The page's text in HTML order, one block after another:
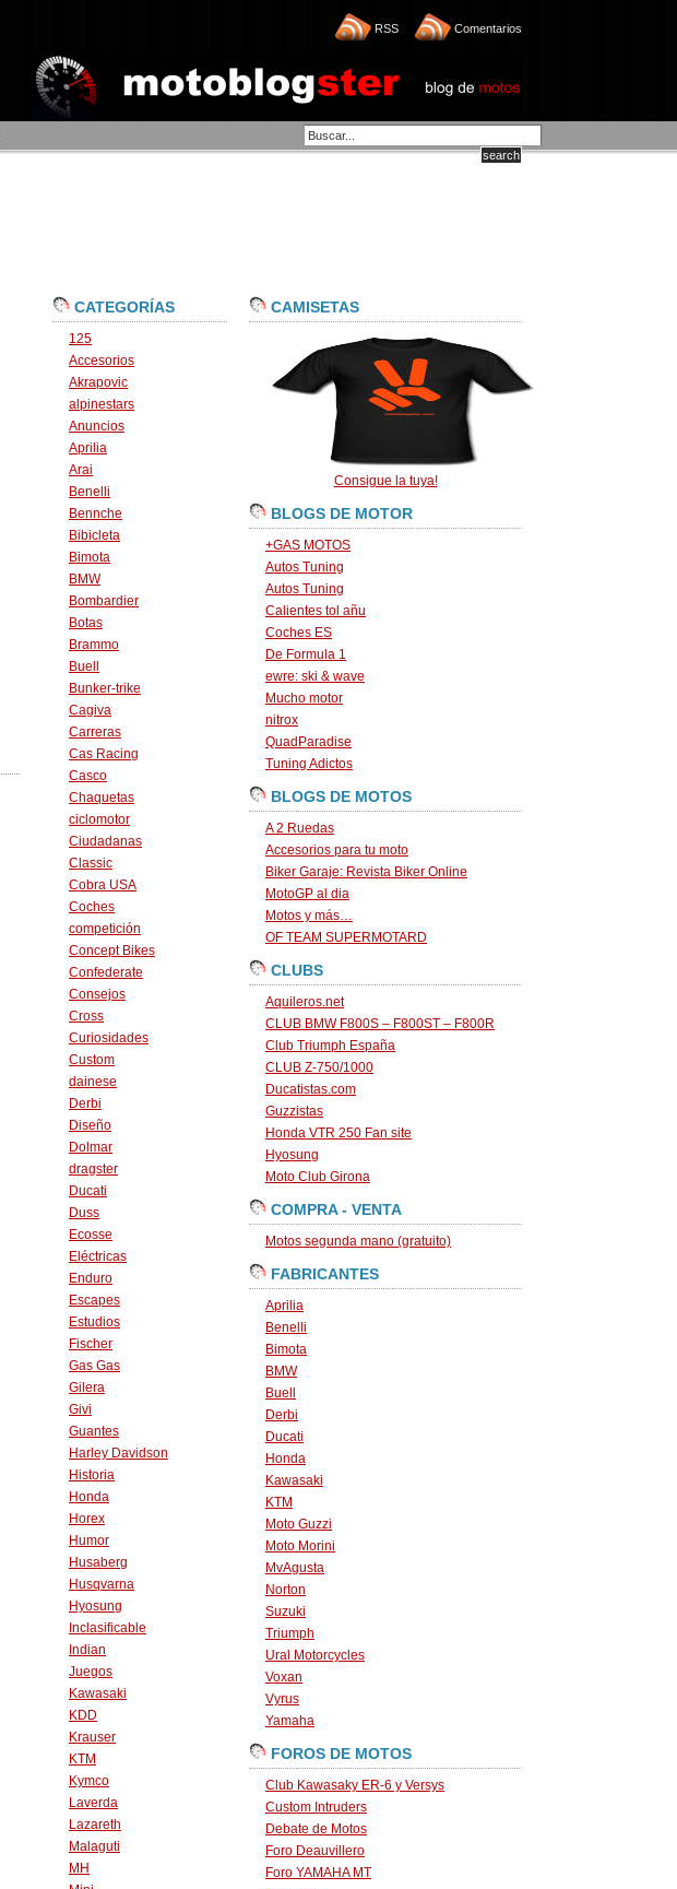
RSS Comentarios
CATEGORÍAS
125
Accesorios
Akrapovic
alpinestars
Anuncios
Aprilia
Arai
Benelli
Bennche
Bibicleta
Bimota
BMW
Bombardier
Botas
Brammo
Buell
Bunker-trike
Cagiva
Carreras
Cas Racing
Casco
Chaquetas
ciclomotor
Ciudadanas
Classic
Cobra USA
Coches
competición
Concept Bikes
Confederate
Consejos
Cross
Curiosidades
Custom
dainese
Derbi
Diseño
Dolmar
dragster
Ducati
Duss
Ecosse
Eléctricas
Enduro
Escapes
Estudios
Fischer
Gas Gas
Gilera
Givi
Guantes
Harley Davidson
Historia
Honda
Horex
Humor
Husaberg
Husqvarna
Hyosung
Inclasificable
Indian
Juegos
Kawasaki
KDD
Krauser
KTM
Kymco
Laverda
Lazareth
Malaguti
MH
CAMISETAS
Consigue la tuya!
BLOGS DE MOTOR
+GAS MOTOS
Autos Tuning
Autos Tuning
Calientes tol añu
Coches ES
De Formula 1
ewre: ski & wave
Mucho motor
nitrox
QuadParadise
Tuning Adictos
BLOGS DE MOTOS
A 2 Ruedas
Accesorios para tu moto
Biker Garaje: Revista Biker Online
MotoGP al dia
Motos y más…
OF TEAM SUPERMOTARD
CLUBS
Aquileros.net
CLUB BMW F800S – F800ST – F800R
Club Triumph España
CLUB Z-750/1000
Ducatistas.com
Guzzistas
Honda VTR 250 Fan site
Hyosung
Moto Club Girona
COMPRA - VENTA
Motos segunda mano (gratuito)
FABRICANTES
Aprilia
Benelli
Bimota
BMW
Buell
Derbi
Ducati
Honda
Kawasaki
KTM
Moto Guzzi
Moto Morini
MvAgusta
Norton
Suzuki
Triumph
Ural Motorcycles
Voxan
Vyrus
Yamaha
FOROS DE MOTOS
Club Kawasaky ER-6 y Versys
Custom Intruders
Debate de Motos
Foro Deauvillero
Foro YAMAHA MT